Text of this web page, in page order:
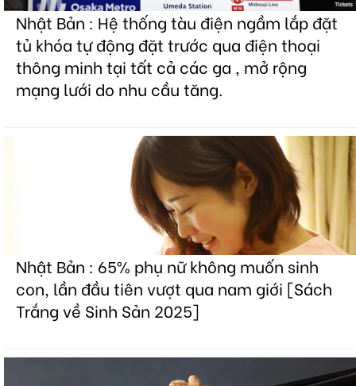
Nhật Bản : Hệ thống tàu điện ngầm lắp đặt
tủ khóa tự động đặt trước qua điện thoại
thông minh tại tất cả các ga , mở rộng
mạng lưới do nhu cầu tăng.
Nhật Bản : 65% phụ nữ không muốn sinh
con, lần đầu tiên vượt qua nam giới [Sách
Trắng về Sinh Sản 2025]